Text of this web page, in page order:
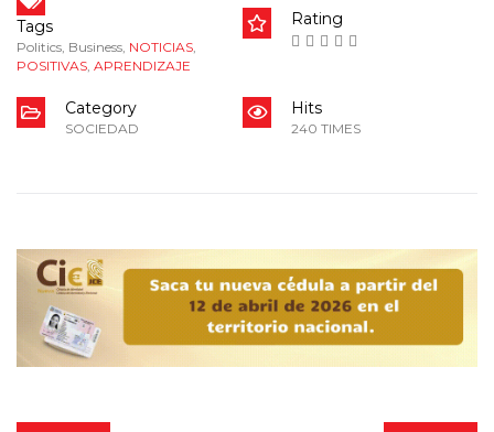
Tags
Politics Business NOTICIAS
POSITIVAS APRENDIZAJE
Rating
Category
SOCIEDAD
Hits
240 TIMES